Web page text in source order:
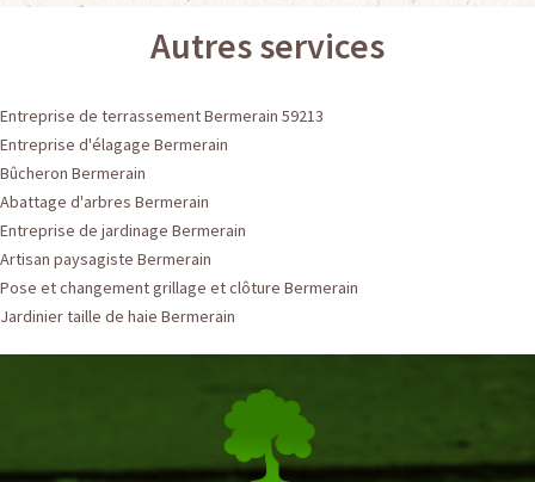
Autres services
Entreprise de terrassement Bermerain 59213
Entreprise d'élagage Bermerain
Bûcheron Bermerain
Abattage d'arbres Bermerain
Entreprise de jardinage Bermerain
Artisan paysagiste Bermerain
Pose et changement grillage et clôture Bermerain
Jardinier taille de haie Bermerain